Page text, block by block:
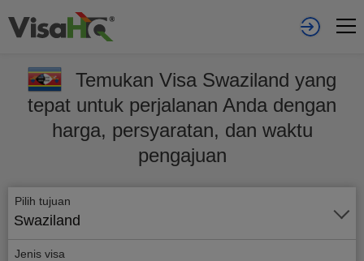
Temukan Visa Swaziland yang
tepat untuk perjalanan Anda dengan
harga, persyaratan, dan waktu
pengajuan
Pilih tujuan
Swaziland
Jenis visa